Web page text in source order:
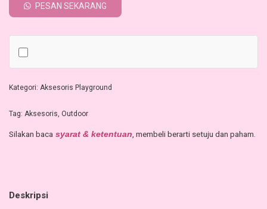
PESAN SEKARANG
Kategori: Aksesoris Playground
Tag: Aksesoris, Outdoor
Silakan baca syarat & ketentuan , membeli berarti setuju dan paham.
Deskripsi